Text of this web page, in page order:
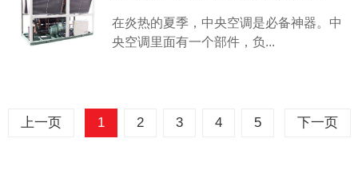
在炎热的夏季，中央空调是必备神器。中
央空调里面有一个部件，负...
上一页 1 2 3 4 5 下一页